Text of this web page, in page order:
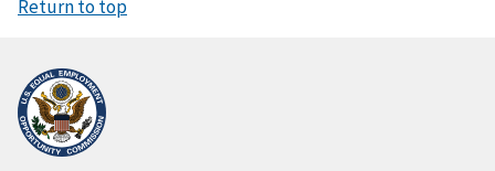
Return to top